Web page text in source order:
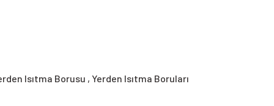
Isıtma Borusu , Yerden Isıtma Boruları